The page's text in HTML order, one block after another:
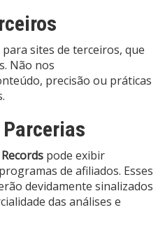
sites de terceiros, que
Não nos
precisão ou práticas
pode exibir
de afiliados. Esses
devidamente sinalizados
das análises e